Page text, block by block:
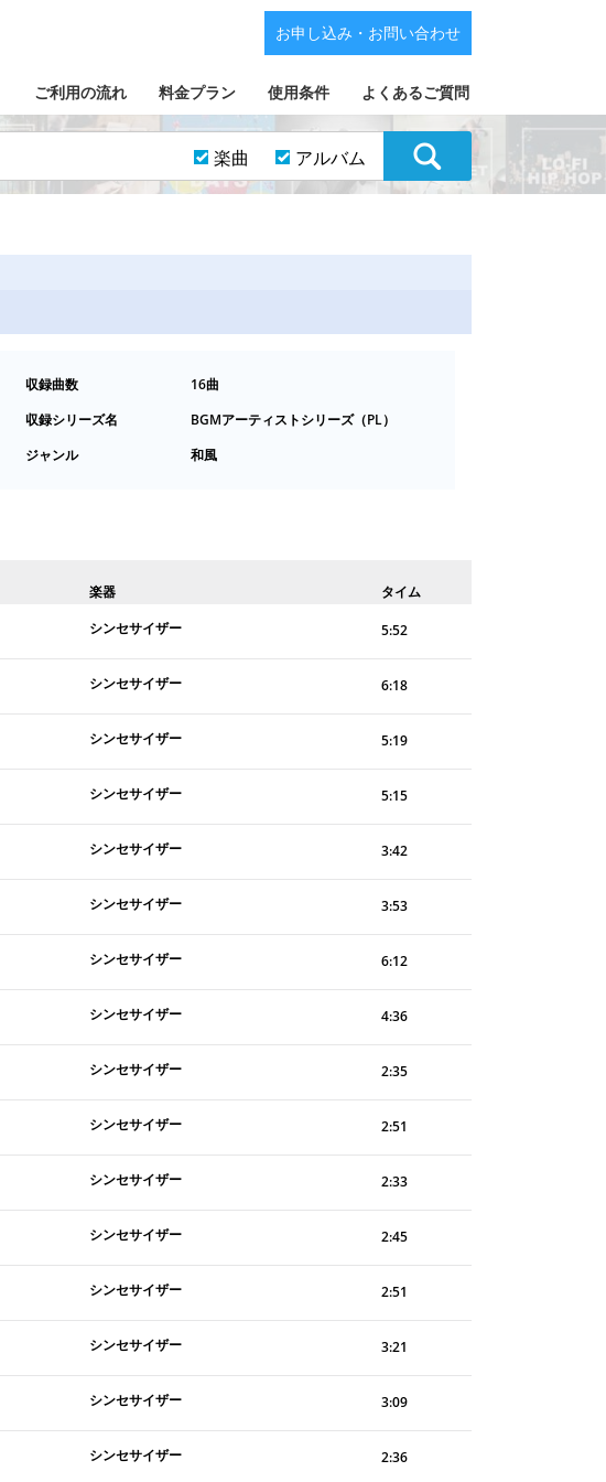
ご利用の流れ 料金プラン 使用条件 よくあるご質問
お申し込み・お問い合わせ
楽曲 アルバム
収録曲数
16曲
収録シリーズ名
BGMアーティストシリーズ（PL）
ジャンル
和風
楽器 タイム
シンセサイザー 5:52
シンセサイザー 6:18
シンセサイザー 5:19
シンセサイザー 5:15
シンセサイザー 3:42
シンセサイザー 3:53
シンセサイザー 6:12
シンセサイザー 4:36
シンセサイザー 2:35
シンセサイザー 2:51
シンセサイザー 2:33
シンセサイザー 2:45
シンセサイザー 2:51
シンセサイザー 3:21
シンセサイザー 3:09
シンセサイザー 2:36